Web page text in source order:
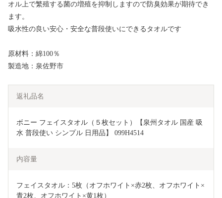
オル上で繁殖する菌の増殖を抑制しますので防臭効果が期待でき
ます。
吸水性の良い安心・安全な普段使いにできるタオルです
原材料：綿100％
製造地：泉佐野市
返礼品名
ボニー フェイスタオル（５枚セット）【泉州タオル 国産 吸
水 普段使い シンプル 日用品】 099H4514
内容量
フェイスタオル：5枚（オフホワイト×赤2枚、オフホワイト×
青2枚、オフホワイト×黄1枚）